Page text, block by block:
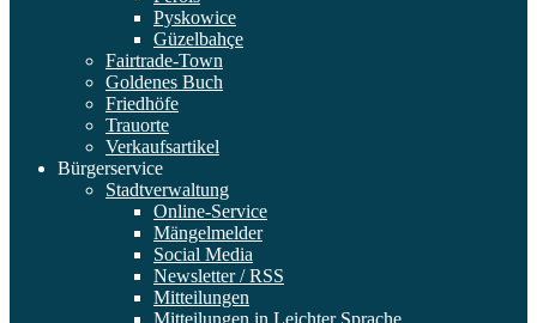
Pyskowice
Güzelbahçe
Fairtrade-Town
Goldenes Buch
Friedhöfe
Trauorte
Verkaufsartikel
Bürgerservice
Stadtverwaltung
Online-Service
Mängelmelder
Social Media
Newsletter / RSS
Mitteilungen
Mitteilungen in Leichter Sprache